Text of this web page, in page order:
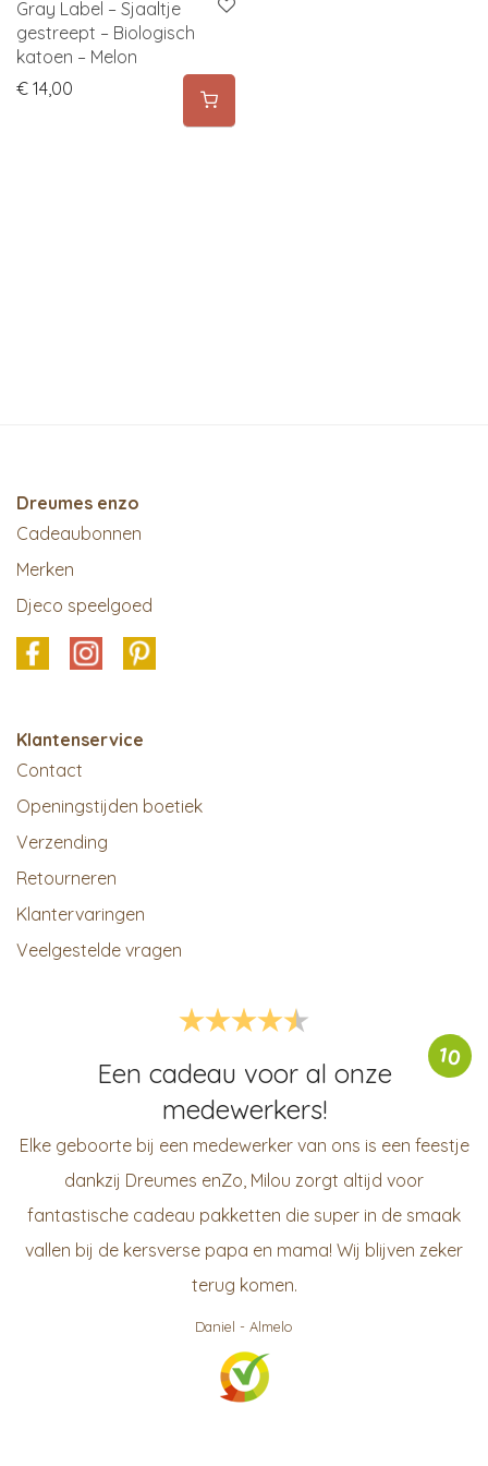
Gray Label – Sjaaltje
gestreept – Biologisch
katoen – Melon
€ 14,00
Dreumes enzo
Cadeaubonnen
Merken
Djeco speelgoed
Klantenservice
Contact
Openingstijden boetiek
Verzending
Retourneren
Klantervaringen
Veelgestelde vragen
10
Een cadeau voor al onze
medewerkers!
Elke geboorte bij een medewerker van ons is een feestje
dankzij Dreumes enZo, Milou zorgt altijd voor
fantastische cadeau pakketten die super in de smaak
vallen bij de kersverse papa en mama! Wij blijven zeker
terug komen.
Daniel - Almelo